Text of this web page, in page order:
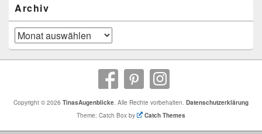
Archiv
Archiv
Copyright © 2026 TinasAugenblicke. Alle Rechte vorbehalten. Datenschutzerklärung
Theme: Catch Box by
Catch Themes